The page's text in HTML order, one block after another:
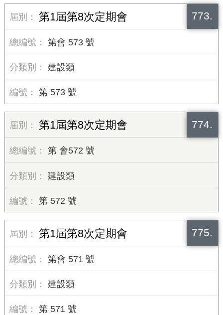
773.
第1屆第8次定期會
第會 573 號
建設類
第 573 號
774.
第1屆第8次定期會
第 會572 號
建設類
第 572 號
775.
第1屆第8次定期會
第會 571 號
建設類
第 571 號